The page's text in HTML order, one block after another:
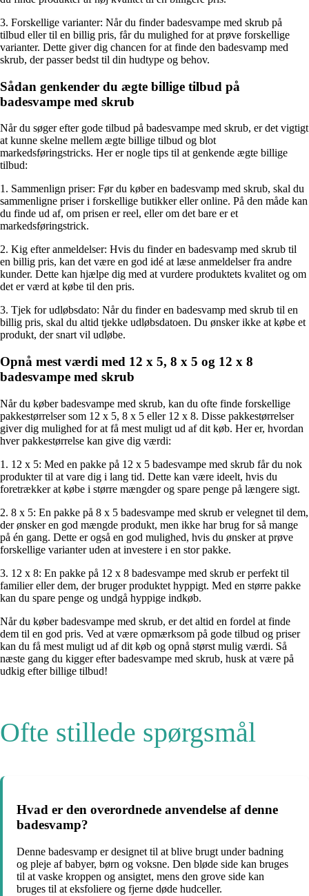
3. Forskellige varianter: Når du finder badesvampe med skrub på
tilbud eller til en billig pris, får du mulighed for at prøve forskellige
varianter. Dette giver dig chancen for at finde den badesvamp med
skrub, der passer bedst til din hudtype og behov.
Sådan genkender du ægte billige tilbud på
badesvampe med skrub
Når du søger efter gode tilbud på badesvampe med skrub, er det vigtigt
at kunne skelne mellem ægte billige tilbud og blot
markedsføringstricks. Her er nogle tips til at genkende ægte billige
tilbud:
1. Sammenlign priser: Før du køber en badesvamp med skrub, skal du
sammenligne priser i forskellige butikker eller online. På den måde kan
du finde ud af, om prisen er reel, eller om det bare er et
markedsføringstrick.
2. Kig efter anmeldelser: Hvis du finder en badesvamp med skrub til
en billig pris, kan det være en god idé at læse anmeldelser fra andre
kunder. Dette kan hjælpe dig med at vurdere produktets kvalitet og om
det er værd at købe til den pris.
3. Tjek for udløbsdato: Når du finder en badesvamp med skrub til en
billig pris, skal du altid tjekke udløbsdatoen. Du ønsker ikke at købe et
produkt, der snart vil udløbe.
Opnå mest værdi med 12 x 5, 8 x 5 og 12 x 8
badesvampe med skrub
Når du køber badesvampe med skrub, kan du ofte finde forskellige
pakkestørrelser som 12 x 5, 8 x 5 eller 12 x 8. Disse pakkestørrelser
giver dig mulighed for at få mest muligt ud af dit køb. Her er, hvordan
hver pakkestørrelse kan give dig værdi:
1. 12 x 5: Med en pakke på 12 x 5 badesvampe med skrub får du nok
produkter til at vare dig i lang tid. Dette kan være ideelt, hvis du
foretrækker at købe i større mængder og spare penge på længere sigt.
2. 8 x 5: En pakke på 8 x 5 badesvampe med skrub er velegnet til dem,
der ønsker en god mængde produkt, men ikke har brug for så mange
på én gang. Dette er også en god mulighed, hvis du ønsker at prøve
forskellige varianter uden at investere i en stor pakke.
3. 12 x 8: En pakke på 12 x 8 badesvampe med skrub er perfekt til
familier eller dem, der bruger produktet hyppigt. Med en større pakke
kan du spare penge og undgå hyppige indkøb.
Når du køber badesvampe med skrub, er det altid en fordel at finde
dem til en god pris. Ved at være opmærksom på gode tilbud og priser
kan du få mest muligt ud af dit køb og opnå størst mulig værdi. Så
næste gang du kigger efter badesvampe med skrub, husk at være på
udkig efter billige tilbud!
Ofte stillede spørgsmål
Hvad er den overordnede anvendelse af denne
badesvamp?
Denne badesvamp er designet til at blive brugt under badning
og pleje af babyer, børn og voksne. Den bløde side kan bruges
til at vaske kroppen og ansigtet, mens den grove side kan
bruges til at eksfoliere og fjerne døde hudceller.